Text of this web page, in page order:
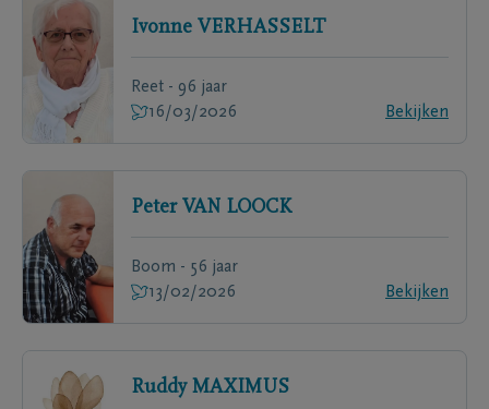
Ivonne VERHASSELT
Reet - 96 jaar
16/03/2026
Bekijken
Peter VAN LOOCK
Boom - 56 jaar
13/02/2026
Bekijken
Ruddy MAXIMUS